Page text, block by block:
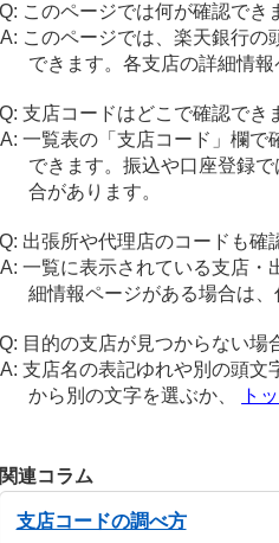
このページでは何が確認でき
このページでは、楽天銀行の
できます。各支店の詳細情
支店コードはどこで確認でき
一覧表の「支店コード」欄で
できます。振込や口座登録
合があります。
出張所や代理店のコードも確
一覧に表示されている支店・
細情報ページがある場合は
目的の支店が見つからない場
支店名の表記ゆれや別の頭
から別の文字を選ぶか、
ト
関連コラム
支店コードの調べ方